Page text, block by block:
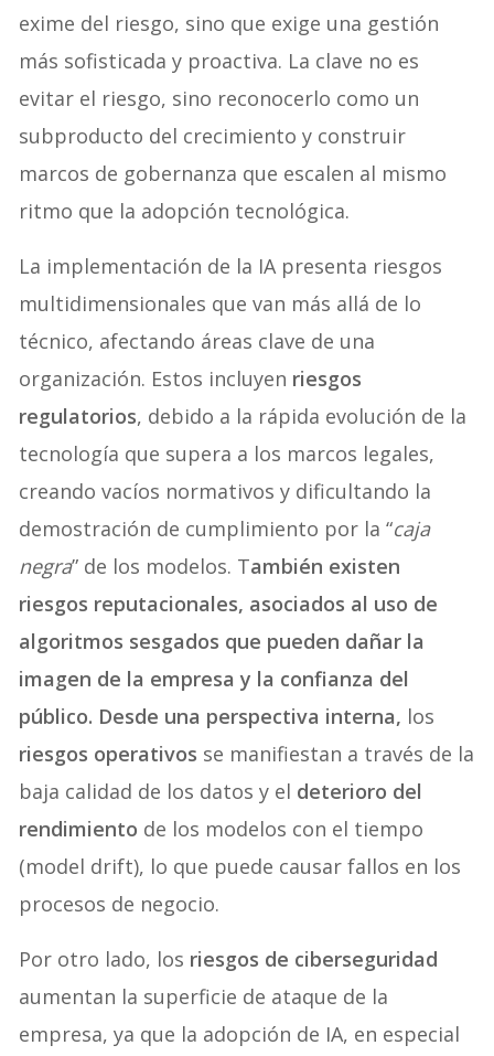
exime del riesgo, sino que exige una gestión
más sofisticada y proactiva. La clave no es
evitar el riesgo, sino reconocerlo como un
subproducto del crecimiento y construir
marcos de gobernanza que escalen al mismo
ritmo que la adopción tecnológica.
La implementación de la IA presenta riesgos
multidimensionales que van más allá de lo
técnico, afectando áreas clave de una
organización. Estos incluyen riesgos
regulatorios, debido a la rápida evolución de la
tecnología que supera a los marcos legales,
creando vacíos normativos y dificultando la
demostración de cumplimiento por la “caja
negra” de los modelos. También existen
riesgos reputacionales, asociados al uso de
algoritmos sesgados que pueden dañar la
imagen de la empresa y la confianza del
público. Desde una perspectiva interna, los
riesgos operativos se manifiestan a través de la
baja calidad de los datos y el deterioro del
rendimiento de los modelos con el tiempo
(model drift), lo que puede causar fallos en los
procesos de negocio.
Por otro lado, los riesgos de ciberseguridad
aumentan la superficie de ataque de la
empresa, ya que la adopción de IA, en especial